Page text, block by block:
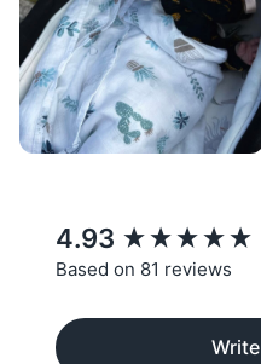
4.93
Based on 81 reviews
New content loaded